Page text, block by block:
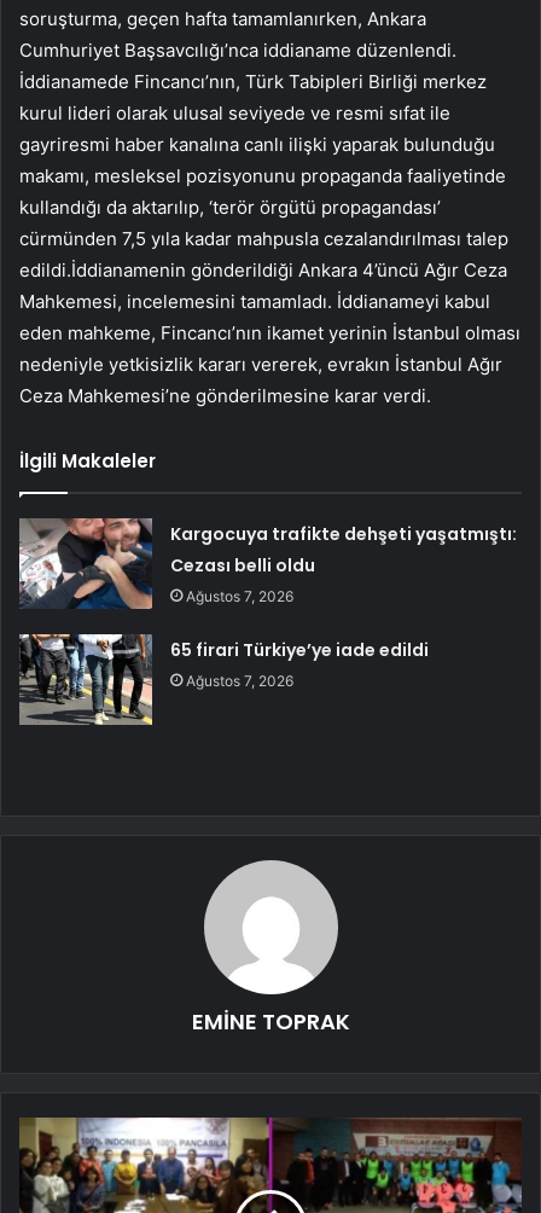
soruşturma, geçen hafta tamamlanırken, Ankara
Cumhuriyet Başsavcılığı’nca iddianame düzenlendi.
İddianamede Fincancı’nın, Türk Tabipleri Birliği merkez
kurul lideri olarak ulusal seviyede ve resmi sıfat ile
gayriresmi haber kanalına canlı ilişki yaparak bulunduğu
makamı, mesleksel pozisyonunu propaganda faaliyetinde
kullandığı da aktarılıp, ‘terör örgütü propagandası’
cürmünden 7,5 yıla kadar mahpusla cezalandırılması talep
edildi.İddianamenin gönderildiği Ankara 4’üncü Ağır Ceza
Mahkemesi, incelemesini tamamladı. İddianameyi kabul
eden mahkeme, Fincancı’nın ikamet yerinin İstanbul olması
nedeniyle yetkisizlik kararı vererek, evrakın İstanbul Ağır
Ceza Mahkemesi’ne gönderilmesine karar verdi.
İlgili Makaleler
Kargocuya trafikte dehşeti yaşatmıştı:
Cezası belli oldu
Ağustos 7, 2026
65 firari Türkiye’ye iade edildi
Ağustos 7, 2026
EMİNE TOPRAK